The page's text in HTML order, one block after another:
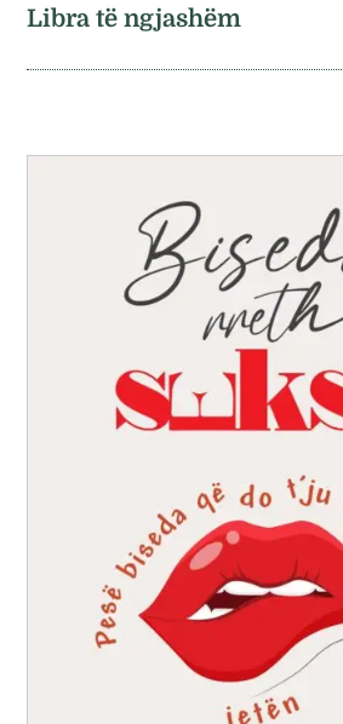
Libra të ngjashëm